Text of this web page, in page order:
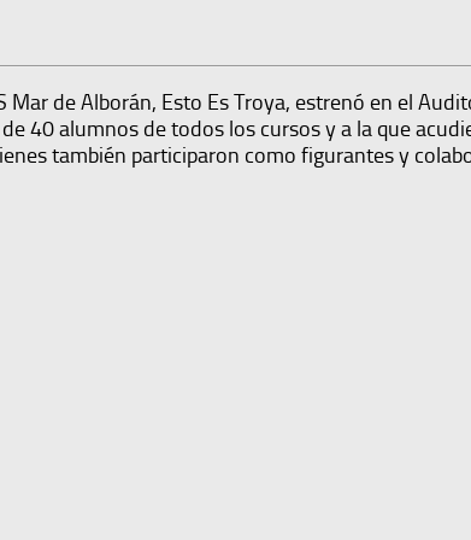
de Alborán, Esto Es Troya, estrenó en el
40 alumnos de todos los cursos y a la que
también participaron como figurantes y